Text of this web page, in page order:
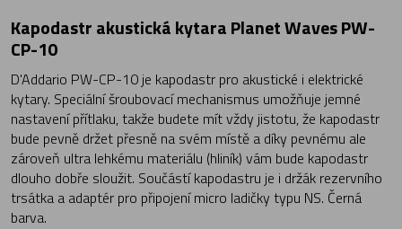
Kapodastr akustická kytara Planet Waves PW-
CP-10
D'Addario PW-CP-10 je kapodastr pro akustické i elektrické
kytary. Speciální šroubovací mechanismus umožňuje jemné
nastavení přítlaku, takže budete mít vždy jistotu, že kapodastr
bude pevně držet přesně na svém místě a díky pevnému ale
zároveň ultra lehkému materiálu (hliník) vám bude kapodastr
dlouho dobře sloužit. Součástí kapodastru je i držák rezervního
trsátka a adaptér pro připojení micro ladičky typu NS. Černá
barva.